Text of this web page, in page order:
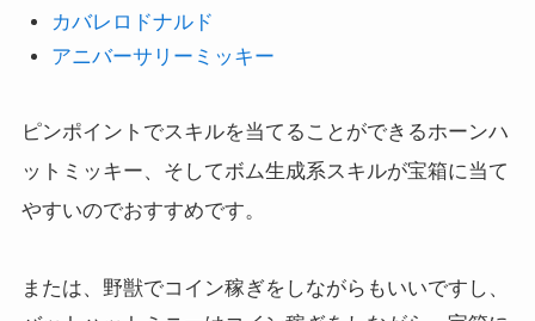
カバレロドナルド
アニバーサリーミッキー
ピンポイントでスキルを当てることができるホーンハ
ットミッキー、そしてボム生成系スキルが宝箱に当て
やすいのでおすすめです。
または、野獣でコイン稼ぎをしながらもいいですし、